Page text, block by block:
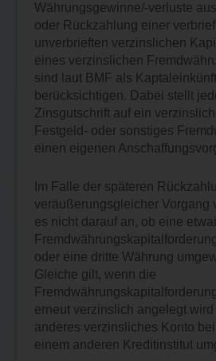
Währungsgewinne/-verluste
oder Rückzahlung einer
unverbrieften verzinslichen
eines verzinslichen
sind laut BMF als
berücksichtigen. Dabei stellt
Zinsgutschrift auf ein
Festgeld- oder sonstiges
einen eigenen
Im Falle der späteren
veräußerungsgleicher Vorgang
es nicht darauf an, ob eine
oder eine dritte Währung
Gleiche gilt, wenn die
erneut verzinslich angelegt
anderes verzinsliches Konto
einem anderen Kreditinstitut